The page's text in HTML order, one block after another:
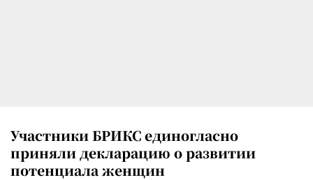
Участники БРИКС единогласно
приняли декларацию о развитии
потенциала женщин